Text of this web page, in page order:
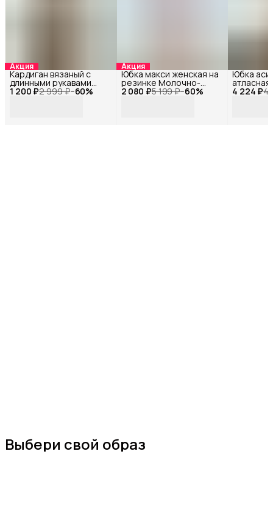
Акция
1 200 ₽2 999 ₽−60%
Кардиган вязаный с
длинными рукавами
Белый 33657Ф_40
Акция
2 080 ₽5 199 ₽−60%
Юбка макси женская на
резинке Молочно-
коричневый 34208Ф_40 4 224 ₽4
Юбка
Выбери свой образ